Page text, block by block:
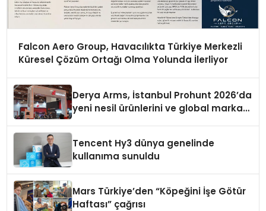
Falcon Aero Group, Havacılıkta Türkiye Merkezli
Küresel Çözüm Ortağı Olma Yolunda İlerliyor
Derya Arms, İstanbul Prohunt 2026’da
yeni nesil ürünlerini ve global marka
Tencent Hy3 dünya genelinde
kullanıma sunuldu
Mars Türkiye’den “Köpeğini İşe Götür
Haftası” çağrısı